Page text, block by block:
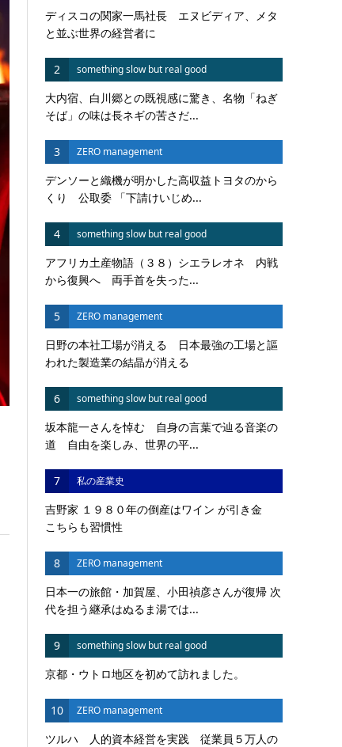
ディスコの関家一馬社長 エヌビディア、メタ
と並ぶ世界の経営者に
2 something slow but real good
大内宿、白川郷との既視感に驚き、名物「ねぎ
そば」の味は長ネギの苦さだ...
3 ZERO management
デンソーと織機が明かした高収益トヨタのから
くり 公取委 「下請けいじめ...
4 something slow but real good
アフリカ土産物語（３８）シエラレオネ 内戦
から復興へ 両手首を失った...
5 ZERO management
日野の本社工場が消える 日本最強の工場と謳
われた製造業の結晶が消える
6 something slow but real good
坂本龍一さんを悼む 自身の言葉で辿る音楽の
道 自由を楽しみ、世界の平...
7 私の産業史
吉野家 １９８０年の倒産はワイン が引き金
こちらも習慣性
8 ZERO management
日本一の旅館・加賀屋、小田禎彦さんが復帰 次
代を担う継承はぬるま湯では...
9 something slow but real good
京都・ウトロ地区を初めて訪れました。
10 ZERO management
ツルハ 人的資本経営を実践 従業員５万人の